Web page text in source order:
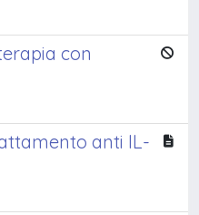
con
anti IL-